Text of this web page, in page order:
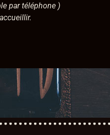
par téléphone )